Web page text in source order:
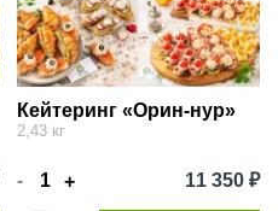
Кейтеринг «Орин-нур»
2,43 кг
- + 11 350 ₽